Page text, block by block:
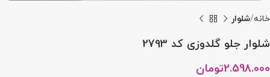
خانه شلوار
شلوار جلو گلدوزی کد 2793
2.598.000تومان